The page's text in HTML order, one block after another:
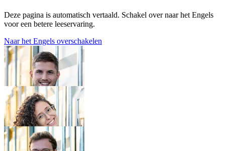
Deze pagina is automatisch vertaald. Schakel over naar het Engels
voor een betere leeservaring.
Naar het Engels overschakelen